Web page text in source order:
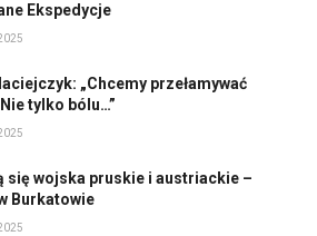
Ekspedycje
„Chcemy przełamywać
tylko bólu…”
się wojska pruskie i austriackie –
Burkatowie